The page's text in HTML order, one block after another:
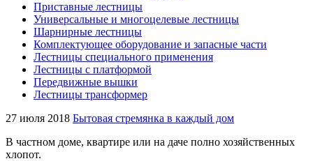
Приставные лестницы
Универсальные и многоцелевые лестницы
Шарнирные лестницы
Комплектующее оборудование и запасные части
Лестницы специального применения
Лестницы с платформой
Передвижные вышки
Лестницы трансформер
27 июля 2018 Бытовая стремянка в каждый дом
В частном доме, квартире или на даче полно хозяйственных
хлопот.